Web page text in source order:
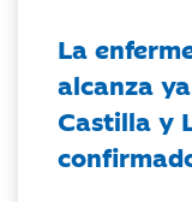
La
alcanza
Castilla y